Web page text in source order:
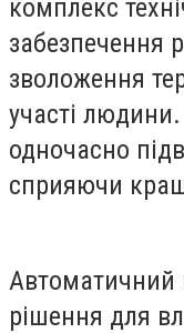
комплекс
забезпечення
зволоження
участі
одночасно
сприяючи
Автоматичний
рішення для